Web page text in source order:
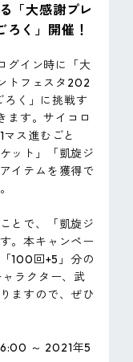
「大感謝プレ
く」開催！
グイン時に「大
トフェスタ202
く」に挑戦す
ます。サイコロ
ス進むごと
ット」「凱旋ジ
イテムを獲得で
とで、「凱旋ジ
。本キャンペー
100回+5」分の
ラクター、武
ますので、ぜひ
～ 2021年5